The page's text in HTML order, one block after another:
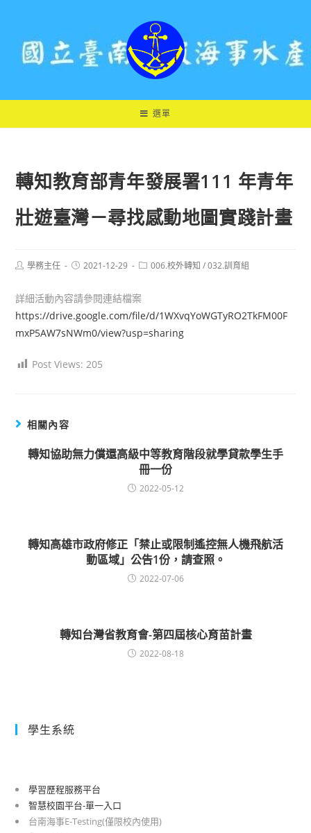
選單
轉知教育部青年發展署111 年青年
壯遊臺灣－尋找感動地圖實踐計畫
Post學務主任
Post2021-12-29
Post006.校外轉知 / 032.訓育組
詳細活動內容請參閱連結檔案
https://drive.google.com/file/d/1WXvqYoWGTyRO2TkFM00F
mxP5AW7sNWm0/view?usp=sharing
Post Views: 205
相關內容
轉知協助無力償還高級中等教育階段就學貸款學生手
冊一份
2022-05-12
轉知高雄市政府修正「禁止或限制遙控無人機飛航活
動區域」公告1份，請查照。
2022-07-06
轉知台灣省教育會-第四屆核心育苗計畫
2022-08-18
學生系統
學習歷程服務平台
智慧校園平台-單一入口
台南海事E-Testing(僅限校內使用)